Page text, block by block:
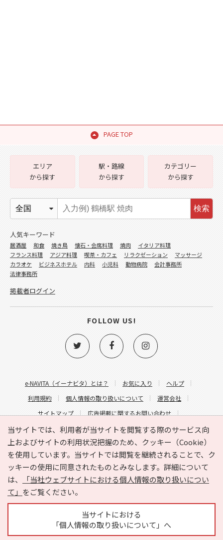
PAGE TOP
当サイトでは、利用者が当サイトを閲覧する際のサービス向
上およびサイトの利用状況把握のため、クッキー（Cookie）
を使用しています。当サイトでは閲覧を継続されることで、ク
ッキーの使用に同意されたものとみなします。詳細について
は、
「当社ウェブサイトにおける個人情報の取り扱いについ
て」 をご覧ください。
当サイトにおける
「個人情報の取り扱いについて」へ
e-NAVITA（イーナビタ）とは？ お気に入り
ヘルプ
利用規約
個人情報の取り扱いについて
運営会社
サイトマップ
広告掲載に関するお問い合わせ
サイトの内容に関するお問い合わせ
エリア
から探す
駅・路線
から探す
カテゴリー
から探す
検索
人気キーワード
居酒屋 和食 焼き鳥 懐石・会席料理 焼肉
イタリア料理
フランス料理
アジア料理 喫茶・カフェ リラクゼーション
マッサージ
カラオケ
ビジネスホテル 内科 小児科 動物病院
会計事務所
法律事務所
掲載者ログイン
FOLLOW US!
Copyright © HYOJITO.Co.,Ltd. All Rights Reserved.